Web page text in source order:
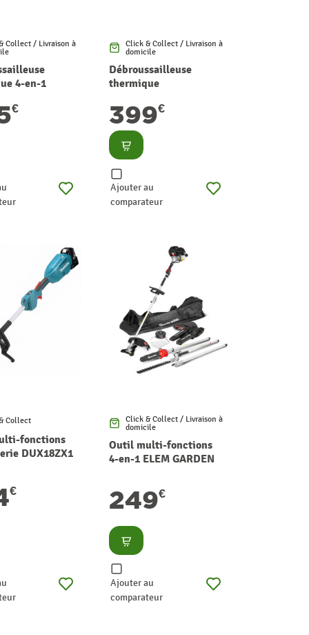
Collect / Livraison à
4-en-1
€
Click & Collect / Livraison à
domicile
Débroussailleuse
thermique
LAWNMASTER
399€
Consulter
Ajouter au
comparateur
Collect
fonctions
DUX18ZX1
€
Click & Collect / Livraison à
domicile
Outil multi-fonctions
4-en-1 ELEM GARDEN
249€
Consulter
Ajouter au
comparateur